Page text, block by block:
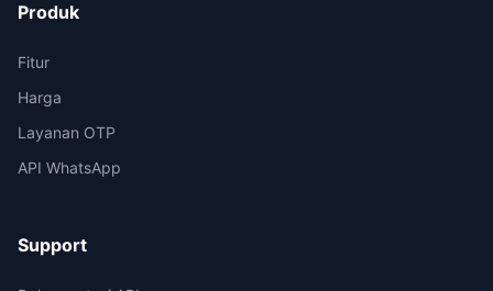
Produk
Fitur
Harga
Layanan OTP
API WhatsApp
Support